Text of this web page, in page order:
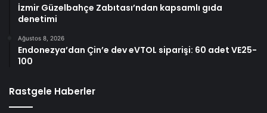
İzmir Güzelbahçe Zabıtası’ndan kapsamlı gıda
denetimi
Ağustos 8, 2026
Endonezya’dan Çin’e dev eVTOL siparişi: 60 adet VE25-
100
Rastgele Haberler